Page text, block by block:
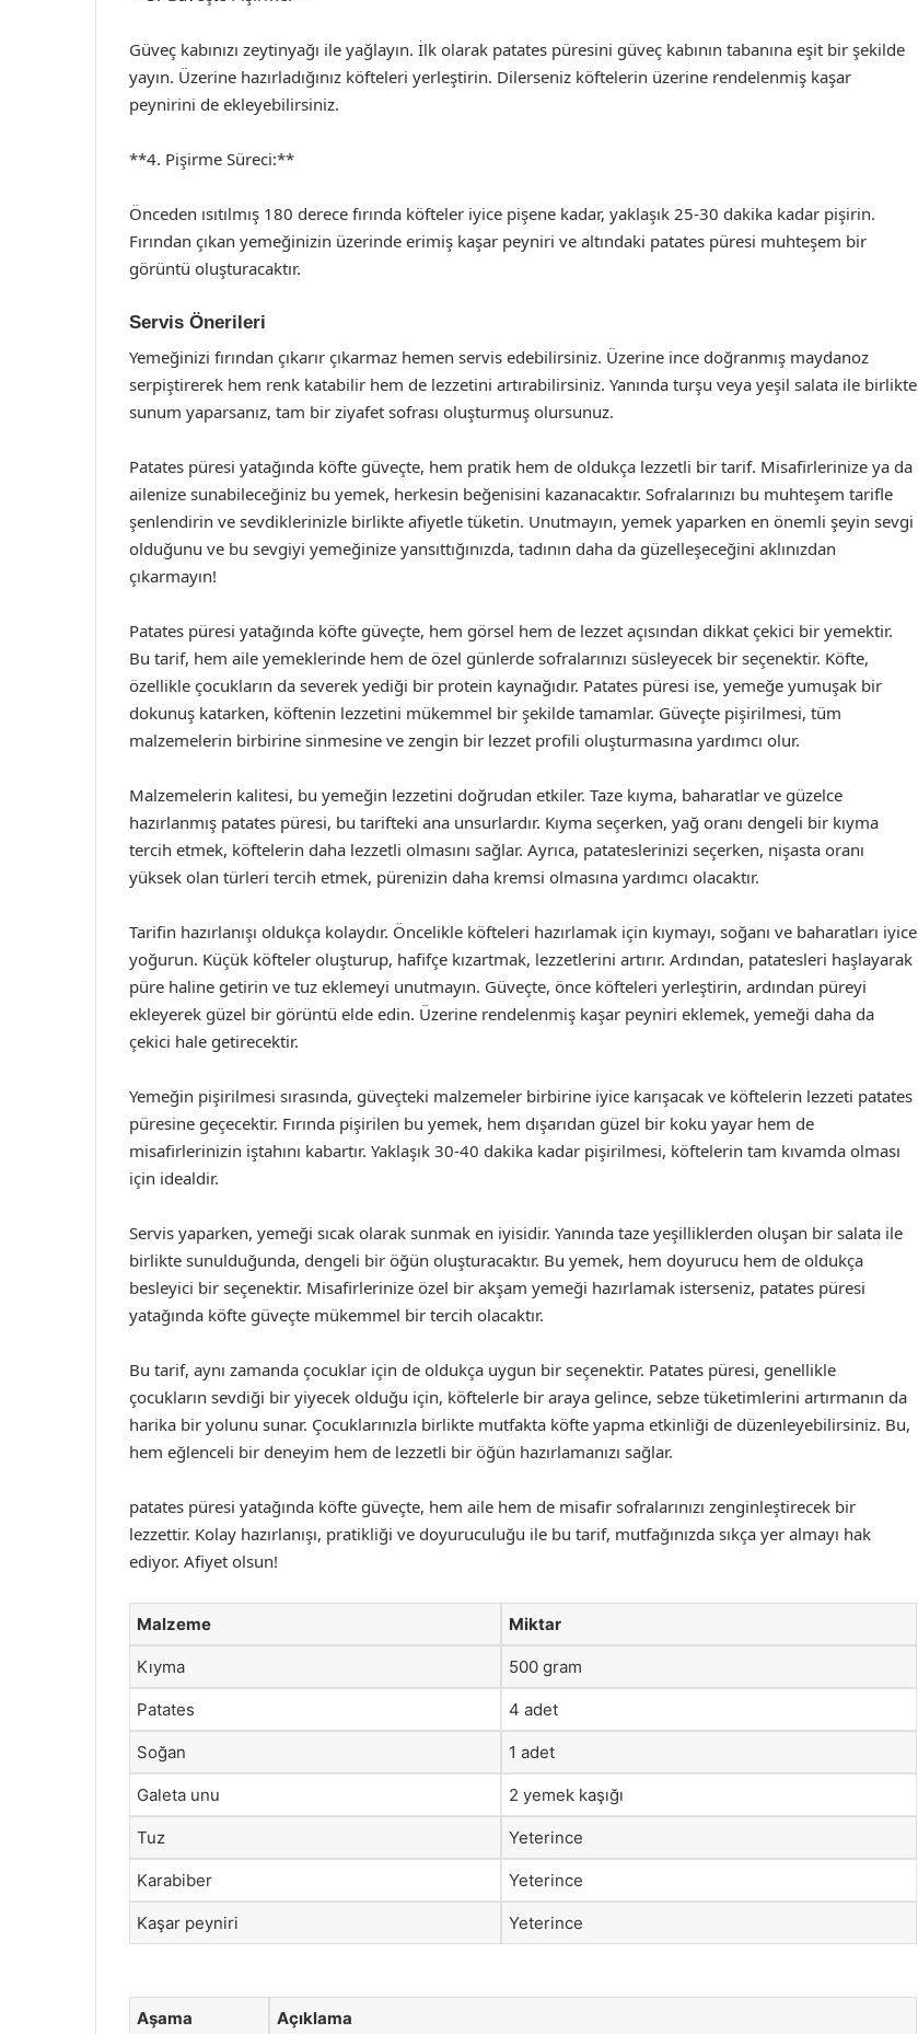
Güveç kabınızı zeytinyağı ile yağlayın. İlk olarak patates püresini güveç kabının tabanına eşit bir şekilde
yayın. Üzerine hazırladığınız köfteleri yerleştirin. Dilerseniz köftelerin üzerine rendelenmiş kaşar
peynirini de ekleyebilirsiniz.
**4. Pişirme Süreci:**
Önceden ısıtılmış 180 derece fırında köfteler iyice pişene kadar, yaklaşık 25-30 dakika kadar pişirin.
Fırından çıkan yemeğinizin üzerinde erimiş kaşar peyniri ve altındaki patates püresi muhteşem bir
görüntü oluşturacaktır.
Servis Önerileri
Yemeğinizi fırından çıkarır çıkarmaz hemen servis edebilirsiniz. Üzerine ince doğranmış maydanoz
serpiştirerek hem renk katabilir hem de lezzetini artırabilirsiniz. Yanında turşu veya yeşil salata ile birlikte
sunum yaparsanız, tam bir ziyafet sofrası oluşturmuş olursunuz.
Patates püresi yatağında köfte güveçte, hem pratik hem de oldukça lezzetli bir tarif. Misafirlerinize ya da
ailenize sunabileceğiniz bu yemek, herkesin beğenisini kazanacaktır. Sofralarınızı bu muhteşem tarifle
şenlendirin ve sevdiklerinizle birlikte afiyetle tüketin. Unutmayın, yemek yaparken en önemli şeyin sevgi
olduğunu ve bu sevgiyi yemeğinize yansıttığınızda, tadının daha da güzelleşeceğini aklınızdan
çıkarmayın!
Patates püresi yatağında köfte güveçte, hem görsel hem de lezzet açısından dikkat çekici bir yemektir.
Bu tarif, hem aile yemeklerinde hem de özel günlerde sofralarınızı süsleyecek bir seçenektir. Köfte,
özellikle çocukların da severek yediği bir protein kaynağıdır. Patates püresi ise, yemeğe yumuşak bir
dokunuş katarken, köftenin lezzetini mükemmel bir şekilde tamamlar. Güveçte pişirilmesi, tüm
malzemelerin birbirine sinmesine ve zengin bir lezzet profili oluşturmasına yardımcı olur.
Malzemelerin kalitesi, bu yemeğin lezzetini doğrudan etkiler. Taze kıyma, baharatlar ve güzelce
hazırlanmış patates püresi, bu tarifteki ana unsurlardır. Kıyma seçerken, yağ oranı dengeli bir kıyma
tercih etmek, köftelerin daha lezzetli olmasını sağlar. Ayrıca, patateslerinizi seçerken, nişasta oranı
yüksek olan türleri tercih etmek, pürenizin daha kremsi olmasına yardımcı olacaktır.
Tarifin hazırlanışı oldukça kolaydır. Öncelikle köfteleri hazırlamak için kıymayı, soğanı ve baharatları iyice
yoğurun. Küçük köfteler oluşturup, hafifçe kızartmak, lezzetlerini artırır. Ardından, patatesleri haşlayarak
püre haline getirin ve tuz eklemeyi unutmayın. Güveçte, önce köfteleri yerleştirin, ardından püreyi
ekleyerek güzel bir görüntü elde edin. Üzerine rendelenmiş kaşar peyniri eklemek, yemeği daha da
çekici hale getirecektir.
Yemeğin pişirilmesi sırasında, güveçteki malzemeler birbirine iyice karışacak ve köftelerin lezzeti patates
püresine geçecektir. Fırında pişirilen bu yemek, hem dışarıdan güzel bir koku yayar hem de
misafirlerinizin iştahını kabartır. Yaklaşık 30-40 dakika kadar pişirilmesi, köftelerin tam kıvamda olması
için idealdir.
Servis yaparken, yemeği sıcak olarak sunmak en iyisidir. Yanında taze yeşilliklerden oluşan bir salata ile
birlikte sunulduğunda, dengeli bir öğün oluşturacaktır. Bu yemek, hem doyurucu hem de oldukça
besleyici bir seçenektir. Misafirlerinize özel bir akşam yemeği hazırlamak isterseniz, patates püresi
yatağında köfte güveçte mükemmel bir tercih olacaktır.
Bu tarif, aynı zamanda çocuklar için de oldukça uygun bir seçenektir. Patates püresi, genellikle
çocukların sevdiği bir yiyecek olduğu için, köftelerle bir araya gelince, sebze tüketimlerini artırmanın da
harika bir yolunu sunar. Çocuklarınızla birlikte mutfakta köfte yapma etkinliği de düzenleyebilirsiniz. Bu,
hem eğlenceli bir deneyim hem de lezzetli bir öğün hazırlamanızı sağlar.
patates püresi yatağında köfte güveçte, hem aile hem de misafir sofralarınızı zenginleştirecek bir
lezzettir. Kolay hazırlanışı, pratikliği ve doyuruculuğu ile bu tarif, mutfağınızda sıkça yer almayı hak
ediyor. Afiyet olsun!
Malzeme Miktar
Kıyma 500 gram
Patates 4 adet
Soğan 1 adet
Galeta unu 2 yemek kaşığı
Tuz Yeterince
Karabiber Yeterince
Kaşar peyniri Yeterince
Aşama Açıklama